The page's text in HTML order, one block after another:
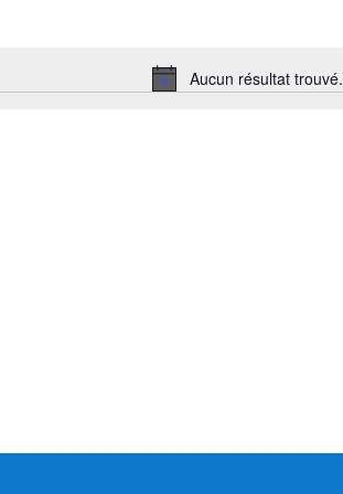
Notice
Aucun résultat trouvé.